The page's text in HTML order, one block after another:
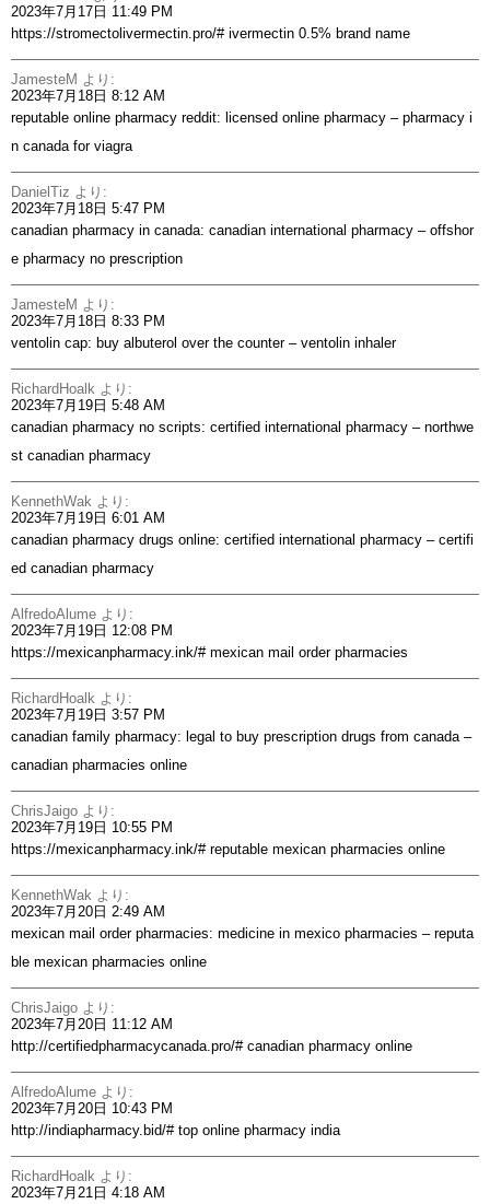
2023年7月17日 11:49 PM
https://stromectolivermectin.pro/#ivermectin 0.5% brand name
JamesteM より:
2023年7月18日 8:12 AM
reputable online pharmacy reddit: licensed online pharmacy – pharmacy i
n canada for viagra
DanielTiz より:
2023年7月18日 5:47 PM
canadian pharmacy in canada: canadian international pharmacy – offshor
e pharmacy no prescription
JamesteM より:
2023年7月18日 8:33 PM
ventolin cap: buy albuterol over the counter– ventolin inhaler
RichardHoalk より:
2023年7月19日 5:48 AM
canadian pharmacy no scripts: certified international pharmacy – northwe
st canadian pharmacy
KennethWak より:
2023年7月19日 6:01 AM
canadian pharmacy drugs online: certified international pharmacy – certifi
ed canadian pharmacy
AlfredoAlume より:
2023年7月19日 12:08 PM
https://mexicanpharmacy.ink/#mexican mail order pharmacies
RichardHoalk より:
2023年7月19日 3:57 PM
canadian family pharmacy: legal to buy prescription drugs from canada –
canadian pharmacies online
ChrisJaigo より:
2023年7月19日 10:55 PM
https://mexicanpharmacy.ink/#reputable mexican pharmacies online
KennethWak より:
2023年7月20日 2:49 AM
mexican mail order pharmacies: medicine in mexico pharmacies – reputa
ble mexican pharmacies online
ChrisJaigo より:
2023年7月20日 11:12 AM
http://certifiedpharmacycanada.pro/#canadian pharmacy online
AlfredoAlume より:
2023年7月20日 10:43 PM
http://indiapharmacy.bid/#top online pharmacy india
RichardHoalk より:
2023年7月21日 4:18 AM